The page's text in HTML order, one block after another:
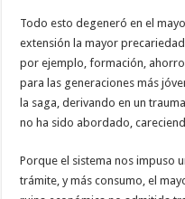
Todo esto degeneró en el
extensión la mayor
por ejemplo, formación,
para las generaciones más
la saga, derivando en un
no ha sido abordado,
Porque el sistema nos impuso
trámite, y más consumo, el